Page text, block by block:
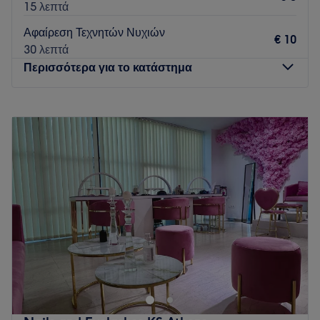
15 λεπτά
Αφαίρεση Τεχνητών Νυχιών
30 λεπτά
€ 10
Περισσότερα για το κατάστημα
Τρίτη
09:00–21:00
Τετάρτη
09:00–15:00
09:00–21:00
Παρασκευή
– 18:00
Σάββατο
09:00–15:00
Κυριακή
Κλειστό
Είμαστε μια ομάδα εκλεκτικών, επαγγελματικών, κομμωτών
μαλλιών στη περιοχή των Σεπολίων που θα σας βοηθήσουν
να ερωτευτείτε ξανά τα μαλλιά σας. Κάθε στυλίστας φέρνει
κάτι μοναδικό και αγαπάμε να μοιραζόμαστε το πάθος μας
για τα μαλλιά με τους πελάτες μας. Το κομμωτήριo POLITIS